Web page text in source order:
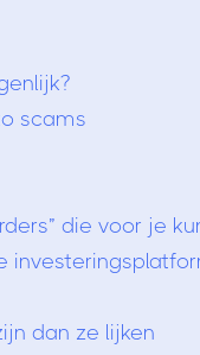
scams
die voor je
dan ze lijken